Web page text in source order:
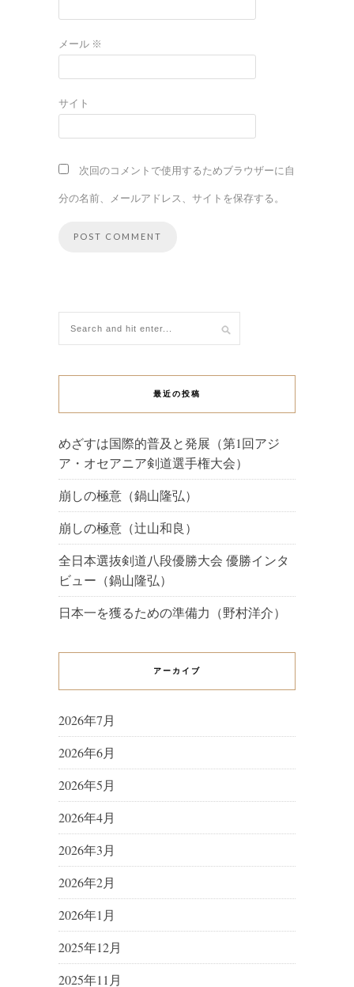
メール ※
サイト
次回のコメントで使用するためブラウザーに自
分の名前、メールアドレス、サイトを保存する。
最近の投稿
めざすは国際的普及と発展（第1回アジ
ア・オセアニア剣道選手権大会）
崩しの極意（鍋山隆弘）
崩しの極意（辻山和良）
全日本選抜剣道八段優勝大会 優勝インタ
ビュー（鍋山隆弘）
日本一を獲るための準備力（野村洋介）
アーカイブ
2026年7月
2026年6月
2026年5月
2026年4月
2026年3月
2026年2月
2026年1月
2025年12月
2025年11月